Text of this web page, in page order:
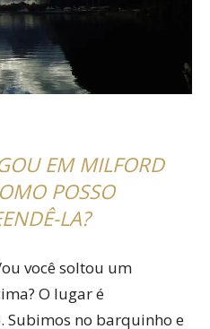
EM MILFORD
POSSO
LA?
você soltou um
O lugar é
Subimos no barquinho e